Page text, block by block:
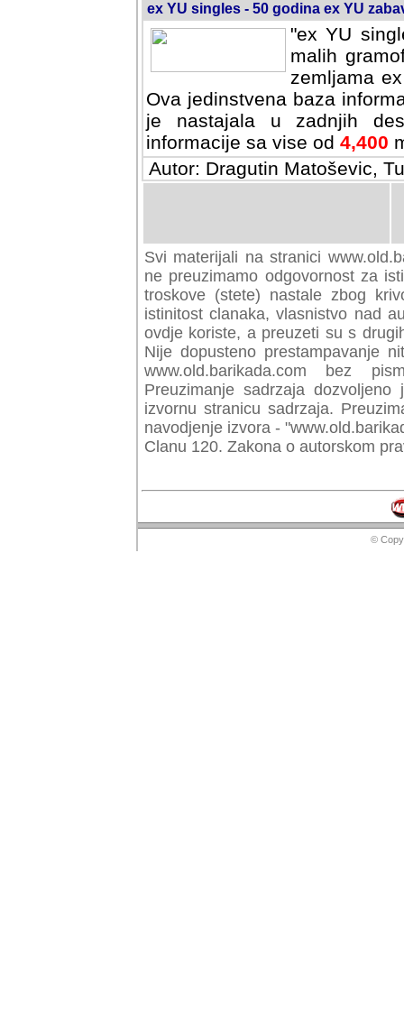
ex YU singles - 50 godina ex YU
"ex YU
malih
zemljama
Ova jedinstvena baza
je nastajala u zadnjih
informacije sa vise od 4,400
Autor: Dragutin Matoševic,
Svi materijali na stranici
preuzimamo odgovornost za
troskove (stete) nastale zbog
istinitost clanaka, vlasnistvo nad
ovdje koriste, a preuzeti su s
Nije dopusteno prestampavanje
www.old.barikada.com bez
Preuzimanje sadrzaja
izvornu stranicu sadrzaja.
navodjenje izvora -
Clanu 120. Zakona o autorskom
©